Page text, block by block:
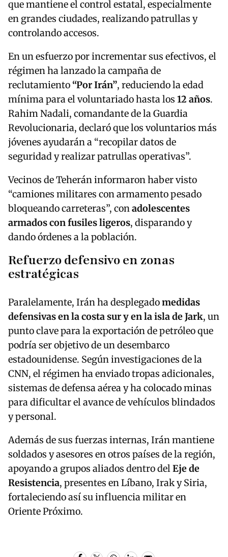
que mantiene el control estatal, especialmente
en grandes ciudades, realizando patrullas y
controlando accesos.
En un esfuerzo por incrementar sus efectivos, el
régimen ha lanzado la campaña de
reclutamiento “Por Irán”, reduciendo la edad
mínima para el voluntariado hasta los 12 años.
Rahim Nadali, comandante de la Guardia
Revolucionaria, declaró que los voluntarios más
jóvenes ayudarán a “recopilar datos de
seguridad y realizar patrullas operativas”.
Vecinos de Teherán informaron haber visto
“camiones militares con armamento pesado
bloqueando carreteras”, conadolescentes
armados con fusiles ligeros, disparando y
dando órdenes a la población.
Refuerzo defensivo en zonas
estratégicas
Paralelamente, Irán ha desplegadomedidas
defensivas en la costa sur y en la isla de Jark, un
punto clave para la exportación de petróleo que
podría ser objetivo de un desembarco
estadounidense. Según investigaciones de la
CNN, el régimen ha enviado tropas adicionales,
sistemas de defensa aérea y ha colocado minas
para dificultar el avance de vehículos blindados
y personal.
Además de sus fuerzas internas, Irán mantiene
soldados y asesores en otros países de la región,
apoyando a grupos aliados dentro delEje de
Resistencia, presentes en Líbano, Irak y Siria,
fortaleciendo así su influencia militar en
Oriente Próximo.